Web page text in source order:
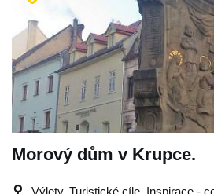
Morový dům v Krupce.
Výlety, Turistické cíle, Inspirace -